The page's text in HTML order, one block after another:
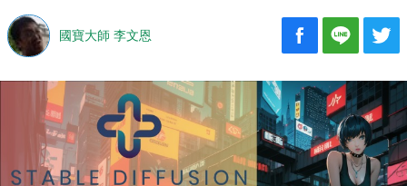
國寶大師 李文恩